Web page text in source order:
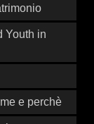
Youth in
e perchè